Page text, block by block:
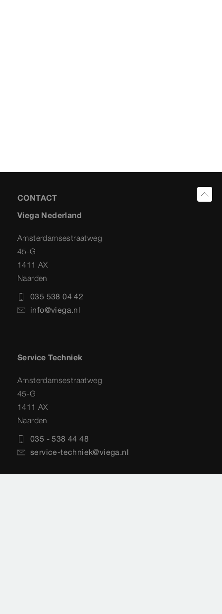
CONTACT
Viega Nederland
Amsterdamsestraatweg
45-G
1411 AX
Naarden
035 538 04 42
info@viega.nl
Service Techniek
Amsterdamsestraatweg
45-G
1411 AX
Naarden
035 - 538 44 48
service-techniek@viega.nl